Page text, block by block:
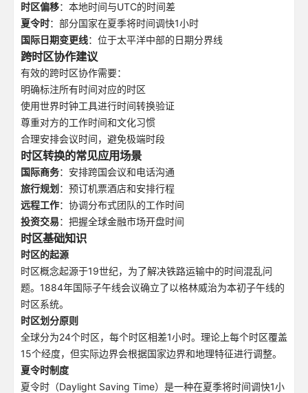
时区偏移：本地时间与UTC的时间差
夏令时：部分国家在夏季将时间调快1小时
国际日期变更线：位于太平洋中部的日期分界线
跨时区协作建议
有效的跨时区协作需要：
明确标注所有时间对应的时区
使用世界时钟工具进行时间转换验证
尊重对方的工作时间和文化习惯
合理安排会议时间，避免极端时段
时区转换的常见应用场景
国际商务：安排跨国会议和电话沟通
旅行规划 ：预订机票酒店和安排行程
远程工作：协调分布式团队的工作时间
投资交易：把握全球金融市场开盘时间
时区基础知识
时区的起源
时区概念起源于19世纪，为了解决铁路运输中的时间混乱问
题。1884年国际子午线会议确立了以格林威治为本初子午线的
时区系统。
时区划分原则
全球分为24个时区，每个时区相差1小时。理论上每个时区覆盖
15个经度，但实际边界会根据国家边界和地理特征进行调整。
夏令时制度
夏令时（Daylight Saving Time）是一种在夏季将时间调快1小